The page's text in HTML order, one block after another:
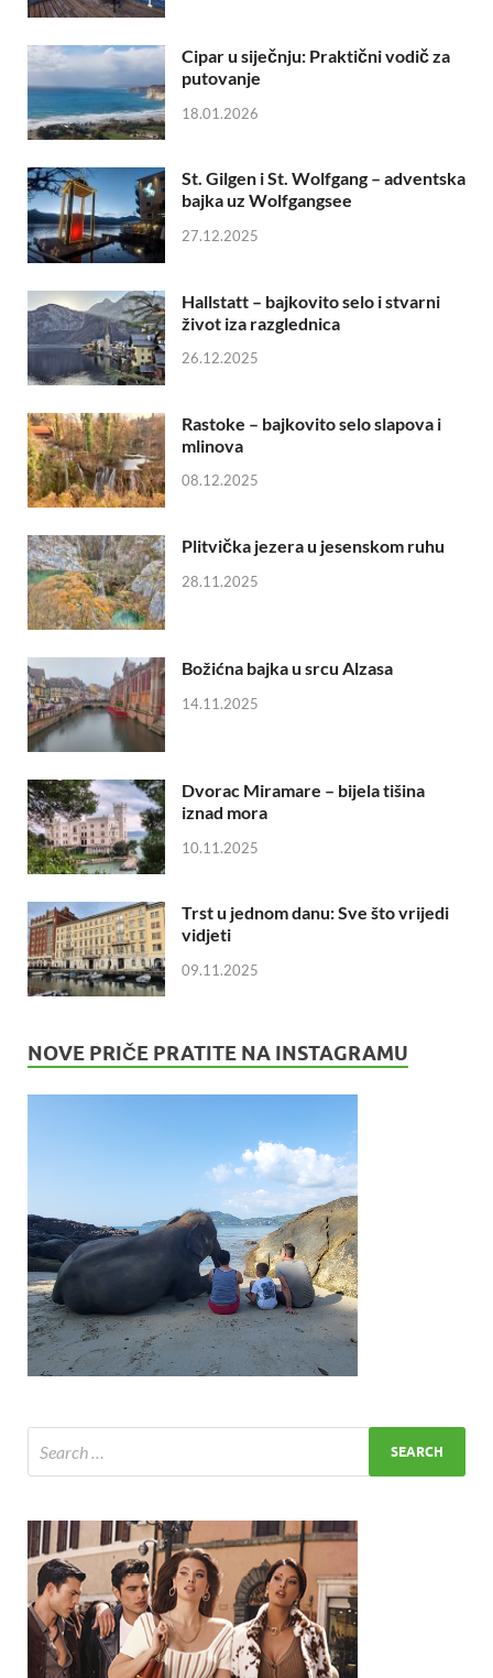
Cipar u siječnju: Praktični vodič za
putovanje
18.01.2026
St. Gilgen i St. Wolfgang – adventska
bajka uz Wolfgangsee
27.12.2025
Hallstatt – bajkovito selo i stvarni
život iza razglednica
26.12.2025
Rastoke – bajkovito selo slapova i
mlinova
08.12.2025
Plitvička jezera u jesenskom ruhu
28.11.2025
Božićna bajka u srcu Alzasa
14.11.2025
Dvorac Miramare – bijela tišina
iznad mora
10.11.2025
Trst u jednom danu: Sve što vrijedi
vidjeti
09.11.2025
NOVE PRIČE PRATITE NA INSTAGRAMU